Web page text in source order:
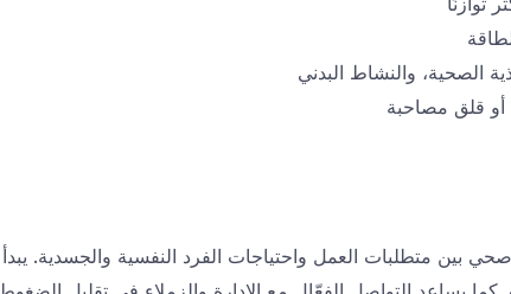
الصحية، والنشاط البدني
أو قلق مصاحبة
بين متطلبات العمل واحتياجات الفرد النفسية والجسدية.